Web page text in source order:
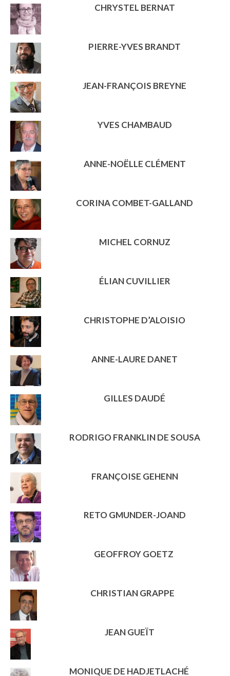
CHRYSTEL BERNAT
PIERRE-YVES BRANDT
JEAN-FRANÇOIS BREYNE
YVES CHAMBAUD
ANNE-NOËLLE CLÉMENT
CORINA COMBET-GALLAND
MICHEL CORNUZ
ÉLIAN CUVILLIER
CHRISTOPHE D’ALOISIO
ANNE-LAURE DANET
GILLES DAUDÉ
RODRIGO FRANKLIN DE SOUSA
FRANÇOISE GEHENN
RETO GMUNDER-JOAND
GEOFFROY GOETZ
CHRISTIAN GRAPPE
JEAN GUEÏT
MONIQUE DE HADJETLACHÉ